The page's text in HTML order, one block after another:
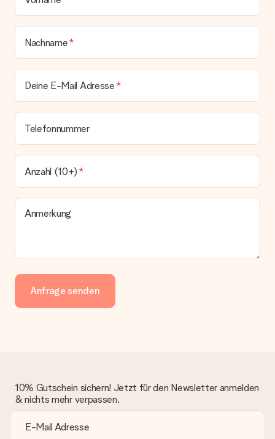
Nachname
Deine E-Mail Adresse
Telefonnummer
Anzahl (10+)
Anmerkung
Anfrage senden
10% Gutschein sichern! Jetzt für den Newsletter anmelden
& nichts mehr verpassen.